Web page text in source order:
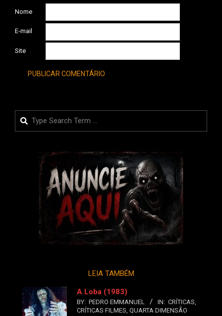
Nome
E-mail
Site
Search
LEIA TAMBÉM
A Loba (1983)
BY: PEDRO EMMANUEL IN: CRÍTICAS
CRÍTICAS FILMES QUARTA DIMENSÃO